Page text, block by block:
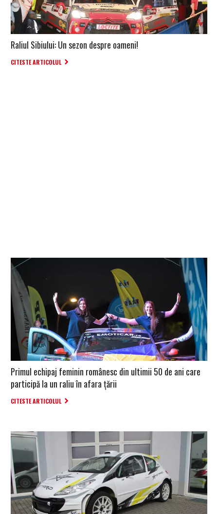
Raliul Sibiului: Un sezon despre oameni!
CITESTE ARTICOLUL
Primul echipaj feminin românesc din ultimii 50 de ani care
participă la un raliu în afara țării
CITESTE ARTICOLUL